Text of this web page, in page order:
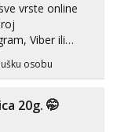
vrste online
Viber ili
osobu
20g. 🤭